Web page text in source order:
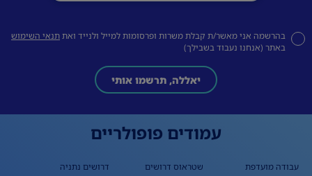
בהרשמה אני מאשר/ת קבלת משרות ופרסומות למייל ולנייד ואתתנאי השימוש
באתר (אנחנו נעבוד בשבילך)
יאללה, תרשמו אותי
עמודים פופולריים
עבודה מועדפת
שטראוס דרושים
דרושים נתניה